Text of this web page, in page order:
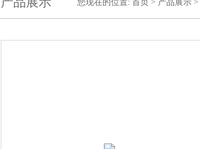
您现在的位置: 首页 > 产品展示 >